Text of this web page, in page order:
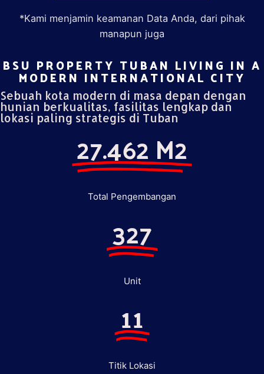
*Kami menjamin keamanan Data Anda, dari pihak
manapun juga
BSU PROPERTY TUBAN LIVING IN A
MODERN INTERNATIONAL CITY​
Sebuah kota modern di masa depan dengan
hunian berkualitas, fasilitas lengkap dan
lokasi paling strategis di Tuban
27.462 M2
Total Pengembangan
327
Unit
11
Titik Lokasi